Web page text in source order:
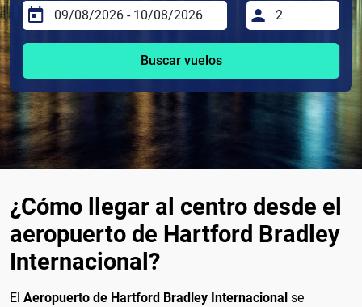
Buscar vuelos
¿Cómo llegar al centro desde el
aeropuerto de Hartford Bradley
Internacional?
El Aeropuerto de Hartford Bradley Internacional se